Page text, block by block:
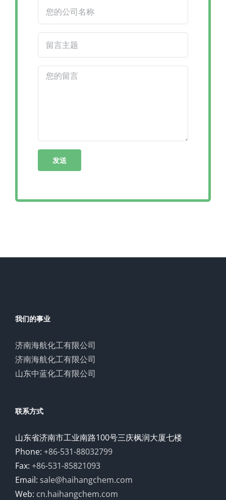
我们的事业
济南海航化工有限公司
济南海航化工有限公司
山东中蓝化工有限公司
联系方式
山东省济南市工业南路100号三庆枫润大厦七楼
Phone: +86-531-88032799
Fax: +86-531-85821093
Email: sale@haihangchem.com
Web: cn.haihangchem.com